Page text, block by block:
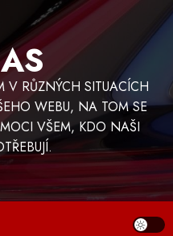
V RŮZNÝCH SITUACÍCH
WEBU, NA TOM SE
VŠEM, KDO NAŠI